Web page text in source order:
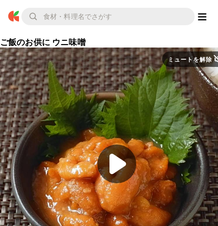
ご飯のお供に ウニ味噌
ミュートを解除